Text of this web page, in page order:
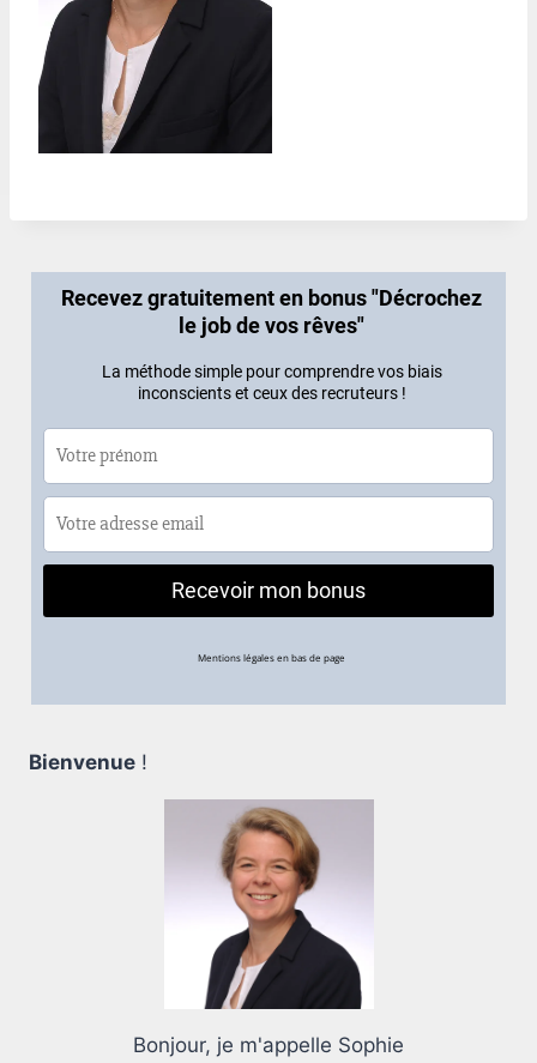
Bienvenue !
Bonjour, je m'appelle Sophie